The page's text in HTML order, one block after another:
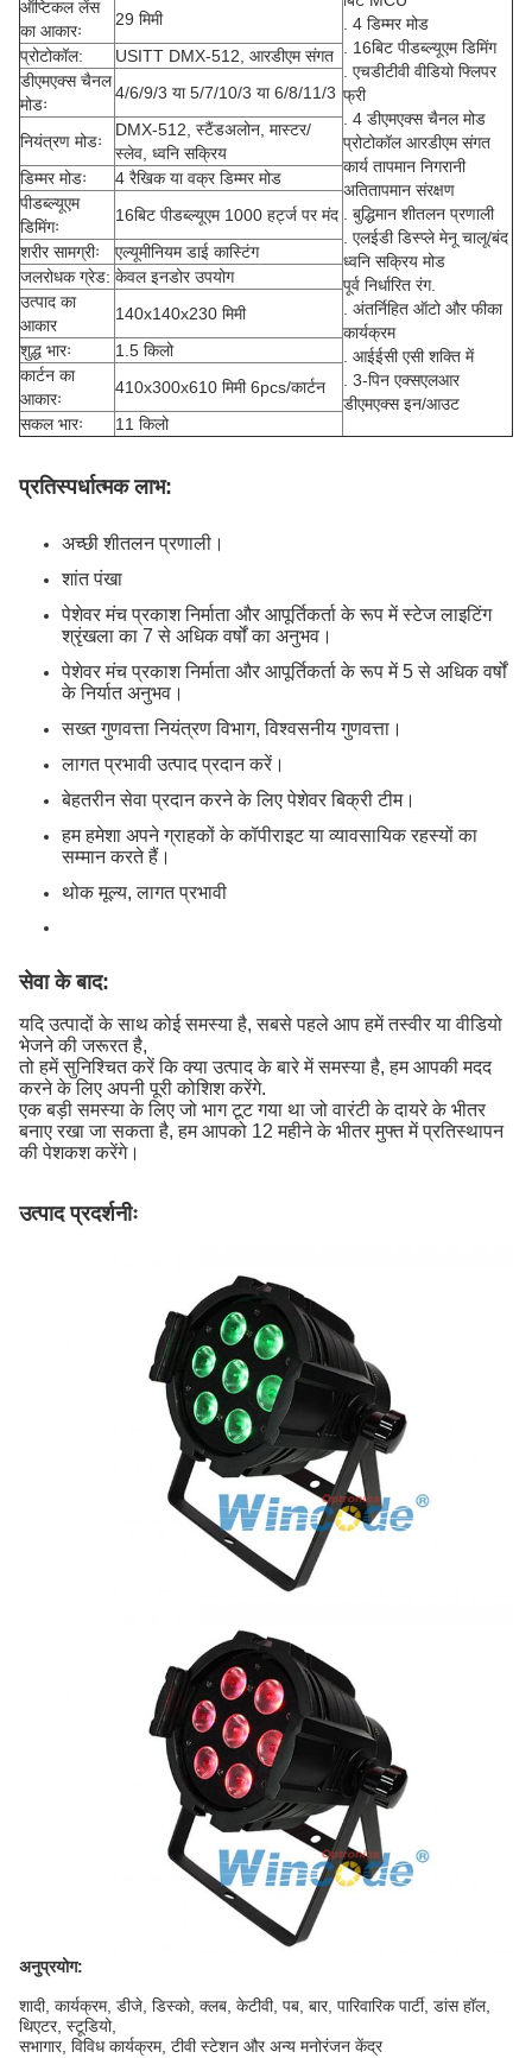
. 4 डिम्मर मोड
. 16बिट पीडब्ल्यूएम डिमिंग
. एचडीटीवी वीडियो फ्लिपर
फ्री
. 4 डीएमएक्स चैनल मोड
प्रोटोकॉल आरडीएम संगत
कार्य तापमान निगरानी
अतितापमान संरक्षण
. बुद्धिमान शीतलन प्रणाली
. एलईडी डिस्प्ले मेनू चालू/बंद
ध्वनि सक्रिय मोड
पूर्व निर्धारित रंग.
. अंतर्निहित ऑटो और फीका
कार्यक्रम
. आईईसी एसी शक्ति में
. 3-पिन एक्सएलआर
डीएमएक्स इन/आउट
ऑप्टिकल लेंस
का आकारः
29 मिमी
प्रोटोकॉल:
USITT DMX-512, आरडीएम संगत
डीएमएक्स चैनल
मोडः
4/6/9/3 या 5/7/10/3 या 6/8/11/3
नियंत्रण मोडः
DMX-512, स्टैंडअलोन, मास्टर/
स्लेव, ध्वनि सक्रिय
डिम्मर मोडः
4 रैखिक या वक्र डिम्मर मोड
पीडब्ल्यूएम
डिमिंगः
16बिट पीडब्ल्यूएम 1000 हर्ट्ज पर मंद
शरीर सामग्रीः
एल्यूमीनियम डाई कास्टिंग
जलरोधक ग्रेड: केवल इनडोर उपयोग
उत्पाद का
आकार
140x140x230 मिमी
शुद्ध भारः
1.5 किलो
कार्टन का
आकारः
410x300x610 मिमी 6pcs/कार्टन
सकल भारः
11 किलो
प्रतिस्पर्धात्मक लाभ:
अच्छी शीतलन प्रणाली।
शांत पंखा
पेशेवर मंच प्रकाश निर्माता और आपूर्तिकर्ता के रूप में स्टेज लाइटिंग
श्रृंखला का 7 से अधिक वर्षों का अनुभव।
पेशेवर मंच प्रकाश निर्माता और आपूर्तिकर्ता के रूप में 5 से अधिक वर्षों
के निर्यात अनुभव।
सख्त गुणवत्ता नियंत्रण विभाग, विश्वसनीय गुणवत्ता।
लागत प्रभावी उत्पाद प्रदान करें।
बेहतरीन सेवा प्रदान करने के लिए पेशेवर बिक्री टीम।
हम हमेशा अपने ग्राहकों के कॉपीराइट या व्यावसायिक रहस्यों का
सम्मान करते हैं।
थोक मूल्य, लागत प्रभावी
सेवा के बाद:
यदि उत्पादों के साथ कोई समस्या है, सबसे पहले आप हमें तस्वीर या वीडियो
भेजने की जरूरत है,
तो हमें सुनिश्चित करें कि क्या उत्पाद के बारे में समस्या है, हम आपकी मदद
करने के लिए अपनी पूरी कोशिश करेंगे.
एक बड़ी समस्या के लिए जो भाग टूट गया था जो वारंटी के दायरे के भीतर
बनाए रखा जा सकता है, हम आपको 12 महीने के भीतर मुफ्त में प्रतिस्थापन
की पेशकश करेंगे।
उत्पाद प्रदर्शनीः
अनुप्रयोग:
शादी, कार्यक्रम, डीजे, डिस्को, क्लब, केटीवी, पब, बार, पारिवारिक पार्टी, डांस हॉल,
थिएटर, स्टूडियो,
सभागार, विविध कार्यक्रम, टीवी स्टेशन और अन्य मनोरंजन केंद्र